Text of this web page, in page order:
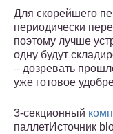
Для скорейшего
периодически
поэтому лучше
одну будут
– дозревать
уже готовое
3-секционный
паллетИсточник